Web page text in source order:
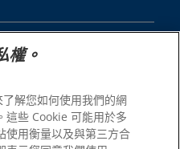
Inc.
權。
解您如何使用我們的網
這些 Cookie 可能用於多
使用衡量以及與第三方合